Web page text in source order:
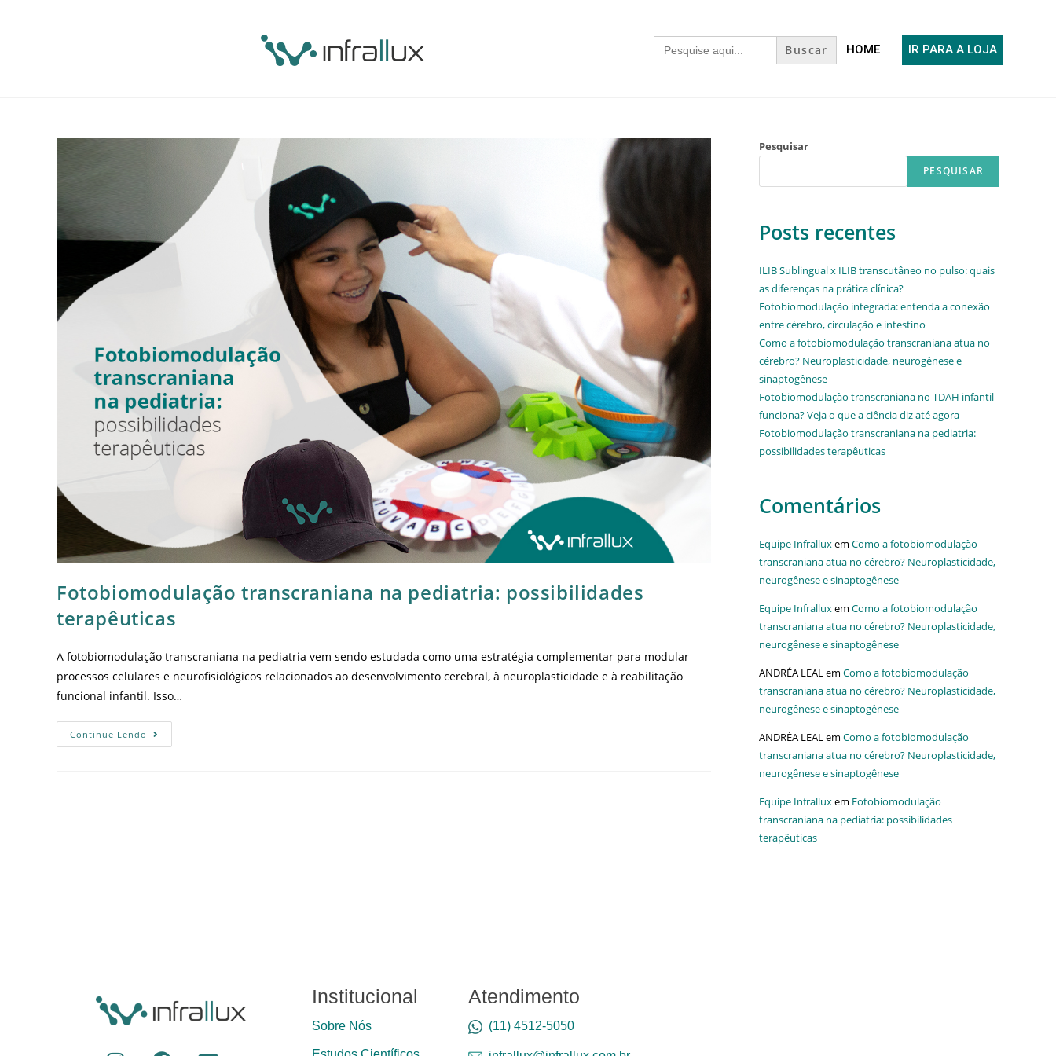
HOME IR PARA A LOJA
Search
for:
Fotobiomodulação transcraniana na pediatria: possibilidades
terapêuticas
A fotobiomodulação transcraniana na pediatria vem sendo estudada como uma estratégia complementar para modular
processos celulares e neurofisiológicos relacionados ao desenvolvimento cerebral, à neuroplasticidade e à reabilitação
funcional infantil. Isso…
Continue Lendo
Pesquisar
PESQUISAR
Posts recentes
ILIB Sublingual x ILIB transcutâneo no pulso: quais
as diferenças na prática clínica?
Fotobiomodulação integrada: entenda a conexão
entre cérebro, circulação e intestino
Como a fotobiomodulação transcraniana atua no
cérebro? Neuroplasticidade, neurogênese e
sinaptogênese
Fotobiomodulação transcraniana no TDAH infantil
funciona? Veja o que a ciência diz até agora
Fotobiomodulação transcraniana na pediatria:
possibilidades terapêuticas
Comentários
Equipe Infralluxem Como a fotobiomodulação
transcraniana atua no cérebro? Neuroplasticidade,
neurogênese e sinaptogênese
Equipe Infralluxem Como a fotobiomodulação
transcraniana atua no cérebro? Neuroplasticidade,
neurogênese e sinaptogênese
ANDRÉA LEALem Como a fotobiomodulação
transcraniana atua no cérebro? Neuroplasticidade,
neurogênese e sinaptogênese
ANDRÉA LEALem Como a fotobiomodulação
transcraniana atua no cérebro? Neuroplasticidade,
neurogênese e sinaptogênese
Equipe Infralluxem Fotobiomodulação
transcraniana na pediatria: possibilidades
terapêuticas
Institucional
Sobre Nós
Atendimento
(11) 4512-5050